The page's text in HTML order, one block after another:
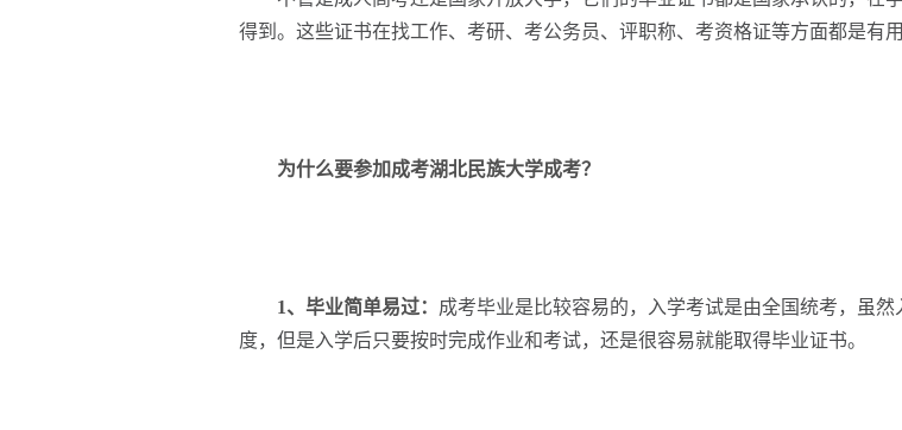
得到。这些证书在找工作、考研、考公务员、评职称、考资格证等方面都是有用
为什么要参加成考湖北民族大学成考？
1、毕业简单易过： 成考毕业是比较容易的，入学考试是由全国统考，虽然
度，但是入学后只要按时完成作业和考试，还是很容易就能取得毕业证书。